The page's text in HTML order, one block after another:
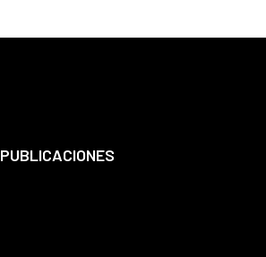
PUBLICACIONES